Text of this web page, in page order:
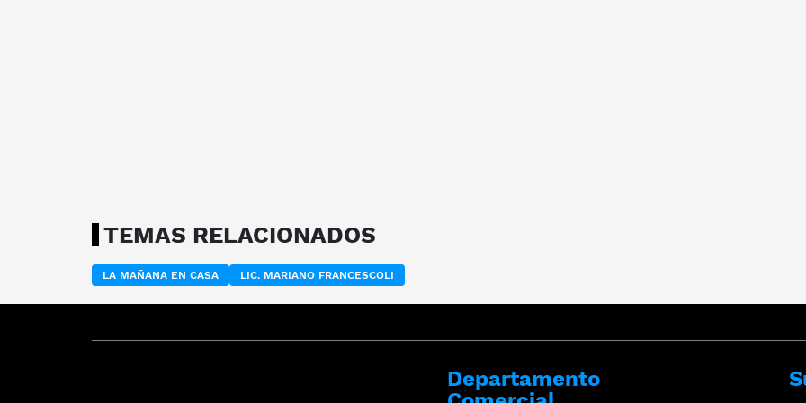
TEMAS RELACIONADOS
LA MAÑANA EN CASA LIC. MARIANO FRANCESCOLI
Departamento